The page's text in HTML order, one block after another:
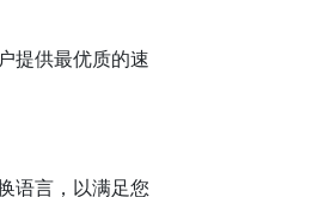
提供最优质的速
语言，以满足您